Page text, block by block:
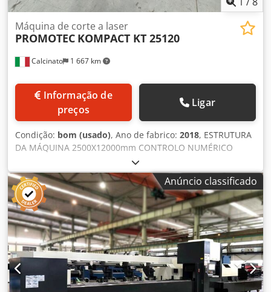
Calcinato 1 667 km
Máquina de corte a laser
PROMOTEC KOMPACT KT 25120
preços
Ligar
Condição: bom (usado), Ano de fabrico: 2018, ESTRUTURA
DA MÁQUINA 2500X12000mm CONTROLO NUMÉRICO
HEXA GV500 CONTROLO DE ALTURA CABEÇA DE BISEL DE
PLASMA MÁQUINA DE FURAR COM REVÓLVER DE 6
FERRAMENTAS ISO30 INCLUÍDO: NOVO GERADOR
HYPERTHERM 400A Crsdpfx Akjq Abwps Dof 6 MESES DE
GARANTIA
Anúncio classificado